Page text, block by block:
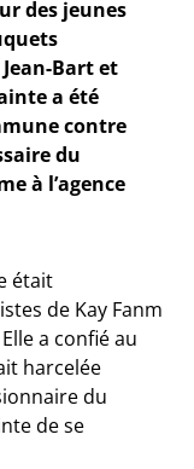
des jeunes
Bart et
a été
contre
du
à l’agence
était
de Kay Fanm
a confié au
harcelée
du
de se